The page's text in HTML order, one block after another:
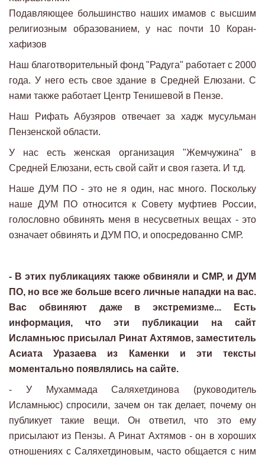
Подавляющее большинство наших имамов с высшим
религиозным образованием, у нас почти 10 Коран-
хафизов
Наш благотворительный фонд "Радуга" работает с 2000
года. У него есть свое здание в Средней Елюзани. С
нами также работает Центр Тенишевой в Пензе.
Наш Рифать Абузяров отвечает за хадж мусульман
Пензенской области.
У нас есть женская организация "Жемчужина" в
Средней Елюзани, есть свой сайт и своя газета. И т.д.
Наше ДУМ ПО - это не я один, нас много. Поскольку
наше ДУМ ПО относится к Совету муфтиев России,
голословно обвинять меня в несусветных вещах - это
означает обвинять и ДУМ ПО, и опосредованно СМР.
- В этих публикациях также обвиняли и СМР, и ДУМ
ПО, но все же больше всего личные нападки на вас.
Вас обвиняют даже в экстремизме... Есть
информация, что эти публикации на сайт
Исламньюс присылал Ринат Ахтямов, заместитель
Асиата Уразаева из Каменки и эти тексты
моментально появлялись на сайте.
- У Мухаммада Саляхетдинова (руководитель
Исламньюс) спросили, зачем он так делает, почему он
публикует такие вещи. Он ответил, что это ему
присылают из Пензы. А Ринат Ахтямов - он в хороших
отношениях с Саляхетдиновым, часто общается с ним